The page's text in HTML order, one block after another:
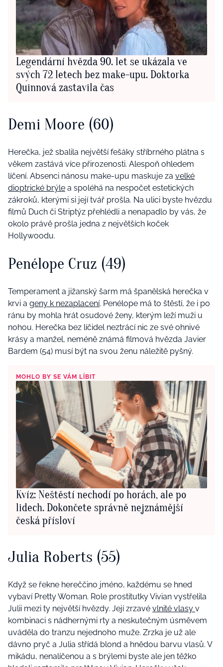
Legendární hvězda 90. let se ukázala ve
svých 72 letech bez make-upu. Doktorka
Quinnová zastavila čas
Demi Moore (60)
Herečka, jež sbalila největší fešáky stříbrného plátna s
věkem zastává více přirozenosti. Alespoň ohledem
líčení. Absenci nánosu make-upu maskuje za velké
dioptrické brýle a spoléhá na nespočet estetických
zákroků, kterými si její tvář prošla. Na ulici byste hvězdu
filmů Duch či Striptýz přehlédli a nenapadlo by vás, že
okolo právě prošla jedna z největších koček
Hollywoodu.
Penélope Cruz (49)
Temperament a jižanský šarm má španělská herečka v
krvi a geny k nezaplacení. Penélope má to štěstí, že i po
ránu by mohla hrát osudové ženy, kterým leží muži u
nohou. Herečka bez líčidel neztrácí nic ze své ohnivé
krásy a manžel, neméně známá filmová hvězda Javier
Bardem (54) musí být na svou ženu náležitě pyšný.
MOHLO BY SE VÁM LÍBIT
Kvíz: Neštěstí nechodí po horách, ale po
lidech. Dokončete správně nejznámější
česká přísloví
Julia Roberts (55)
Když se řekne hereččino jméno, každému se hned
vybaví Pretty Woman. Role prostitutky Vivian vystřelila
Julii mezi ty největší hvězdy. Její zrzavé vlnité vlasy v
kombinaci s nádhernými rty a neskutečným úsměvem
uváděla do tranzu nejednoho muže. Zrzka je už ale
dávno pryč a Julia střídá blond a hnědou barvu vlasů. V
mikádu, nenalíčenou a s brýlemi byste ale jen těžko